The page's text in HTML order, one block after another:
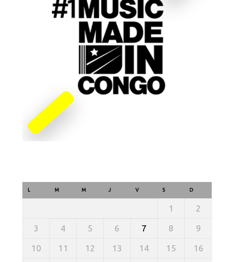
L M M J V S D
1 2
3 4 5 6 7 8 9
10 11 12 13 14 15 16